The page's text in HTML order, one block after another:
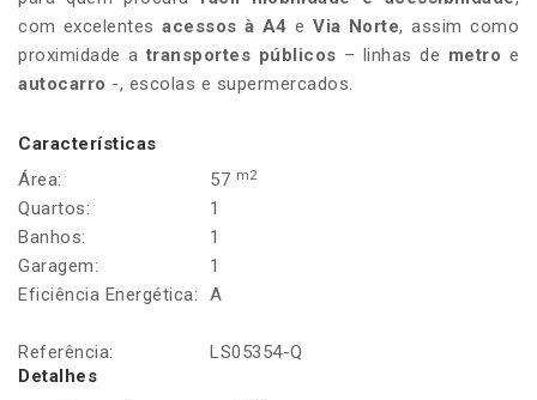
com excelentesacessos à A4 eVia Norte, assim como
proximidade a transportes públicos – linhas de metro e
autocarro -, escolas e supermercados.
Características
Área:
57 m2
Quartos:
1
Banhos:
1
Garagem:
1
Eficiência Energética:
A
Referência:
LS05354-Q
Detalhes